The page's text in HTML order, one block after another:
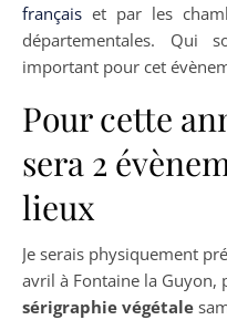
français et par les
départementales.
important pour cet
Pour cette
sera 2
lieux
Je serais physiquement
avril à Fontaine la Guyon,
sérigraphie végétale